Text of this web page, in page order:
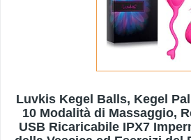
Luvkis Kegel Balls, Kegel
10 Modalità di Massaggio,
USB Ricaricabile IPX7